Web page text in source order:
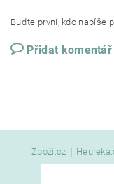
Buďte první, kdo napíše
Přidat komentář
Zboží.cz |